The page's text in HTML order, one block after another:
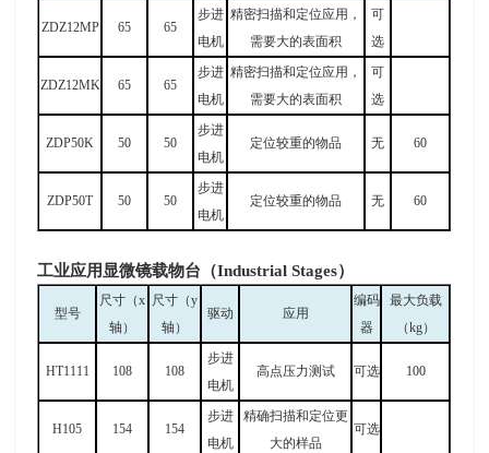
ZDZ12MP 65 65
步进
电机
精密扫描和定位应用，
需要大的表面积
可
选
ZDZ12MK 65 65
步进
电机
精密扫描和定位应用，
需要大的表面积
可
选
ZDP50K 50 50
步进
电机
定位较重的物品 无 60
ZDP50T 50 50
步进
电机
定位较重的物品 无 60
工业应用显微镜载物台（Industrial Stages）
型号
尺寸（x
轴）
尺寸（y
轴）
驱动 应用
编码
器
最大负载
（kg）
HT1111 108 108
步进
电机
高点压力测试 可选 100
H105 154 154
步进
电机
精确扫描和定位更
大的样品
可选